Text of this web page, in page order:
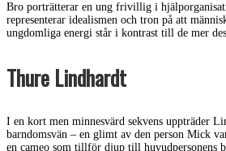
Bro porträtterar en ung frivillig i
representerar idealismen och tron på att
ungdomliga energi står i kontrast till de mer
Thure Lindhardt
I en kort men minnesvärd sekvens uppträder
barndomsvän – en glimt av den person Mick
en cameo som tillför djup till huvudpersonens